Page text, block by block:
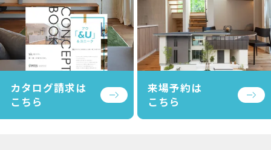
カタログ請求は
こちら
来場予約は
こちら